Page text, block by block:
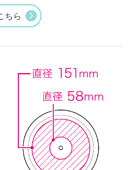
ちら